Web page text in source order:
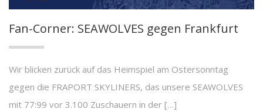
Fan-Corner: SEAWOLVES gegen Frankfurt
Wir blicken zurück auf das Heimspiel am Ostersonntag
gegen die FRAPORT SKYLINERS, das unsere SEAWOLVES
mit 77:99 vor 3.100 Zuschauern in der […]